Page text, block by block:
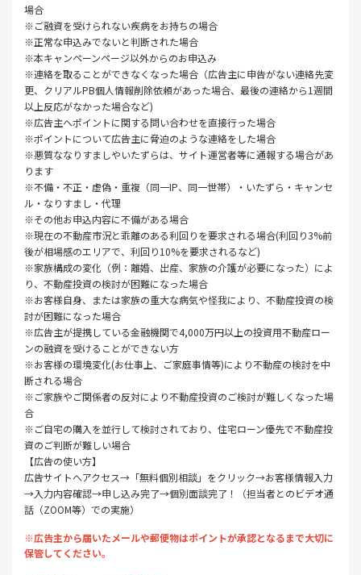
場合
※ご融資を受けられない疾病をお持ちの場合
※正常な申込みでないと判断された場合
※本キャンペーンページ以外からのお申込み
※連絡を取ることができなくなった場合（広告主に申告がない連絡先変
更、クリアルPB個人情報削除依頼があった場合、最後の連絡から1週間
以上反応がなかった場合など)
※広告主へポイントに関する問い合わせを直接行った場合
※ポイントについて広告主に脅迫のような連絡をした場合
※悪質ななりすましやいたずらは、サイト運営者等に通報する場合があ
ります
※不備・不正・虚偽・重複（同一IP、同一世帯）・いたずら・キャンセ
ル・なりすまし・代理
※その他お申込内容に不備がある場合
※現在の不動産市況と乖離のある利回りを要求される場合(利回り3%前
後が相場感のエリアで、利回り10%を要求されるなど)
※家族構成の変化（例：離婚、出産、家族の介護が必要になった）によ
り、不動産投資の検討が困難になった場合
※お客様自身、または家族の重大な病気や怪我により、不動産投資の検
討が困難になった場合
※広告主が提携している金融機関で4,000万円以上の投資用不動産ロー
ンの融資を受けることができない方
※お客様の環境変化(お仕事上、ご家庭事情等)により不動産の検討を中
断される場合
※ご家族やご関係者の反対により不動産投資のご検討が難しくなった場
合
※ご自宅の購入を並行して検討されており、住宅ローン優先で不動産投
資のご判断が難しい場合
【広告の使い方】
広告サイトへアクセス→「無料個別相談」をクリック→お客様情報入力
→入力内容確認→申し込み完了→個別面談完了！（担当者とのビデオ通
話（ZOOM等）での実施）
※広告主から届いたメールや郵便物はポイントが承認となるまで大切に
保管してください。